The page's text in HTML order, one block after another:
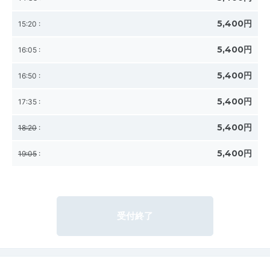
15:20 : 5,400円
16:05 : 5,400円
16:50 : 5,400円
17:35 : 5,400円
18:20 : 5,400円
19:05 : 5,400円
受付終了